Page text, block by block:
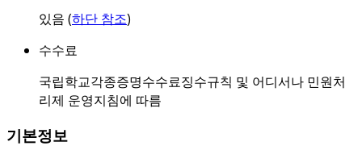
있음 (하단 참조)
수수료
국립학교각종증명수수료징수규칙 및 어디서나 민원처
리제 운영지침에 따름
기본정보